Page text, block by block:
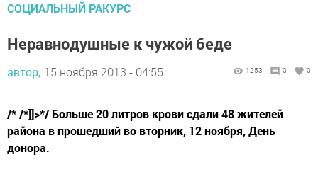
СОЦИАЛЬНЫЙ РАКУРС
Неравнодушные к чужой беде
автор, 15 ноября 2013 - 04:55 1253 0 0
/* /*]]>*/ Больше 20 литров крови сдали 48 жителей
района в прошедший во вторник, 12 ноября, День
донора.